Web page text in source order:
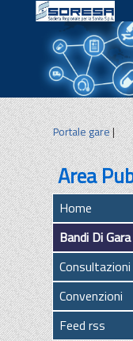
Portale gare|
Area
Home
Bandi Di Gara
Convenzioni
Feed rss